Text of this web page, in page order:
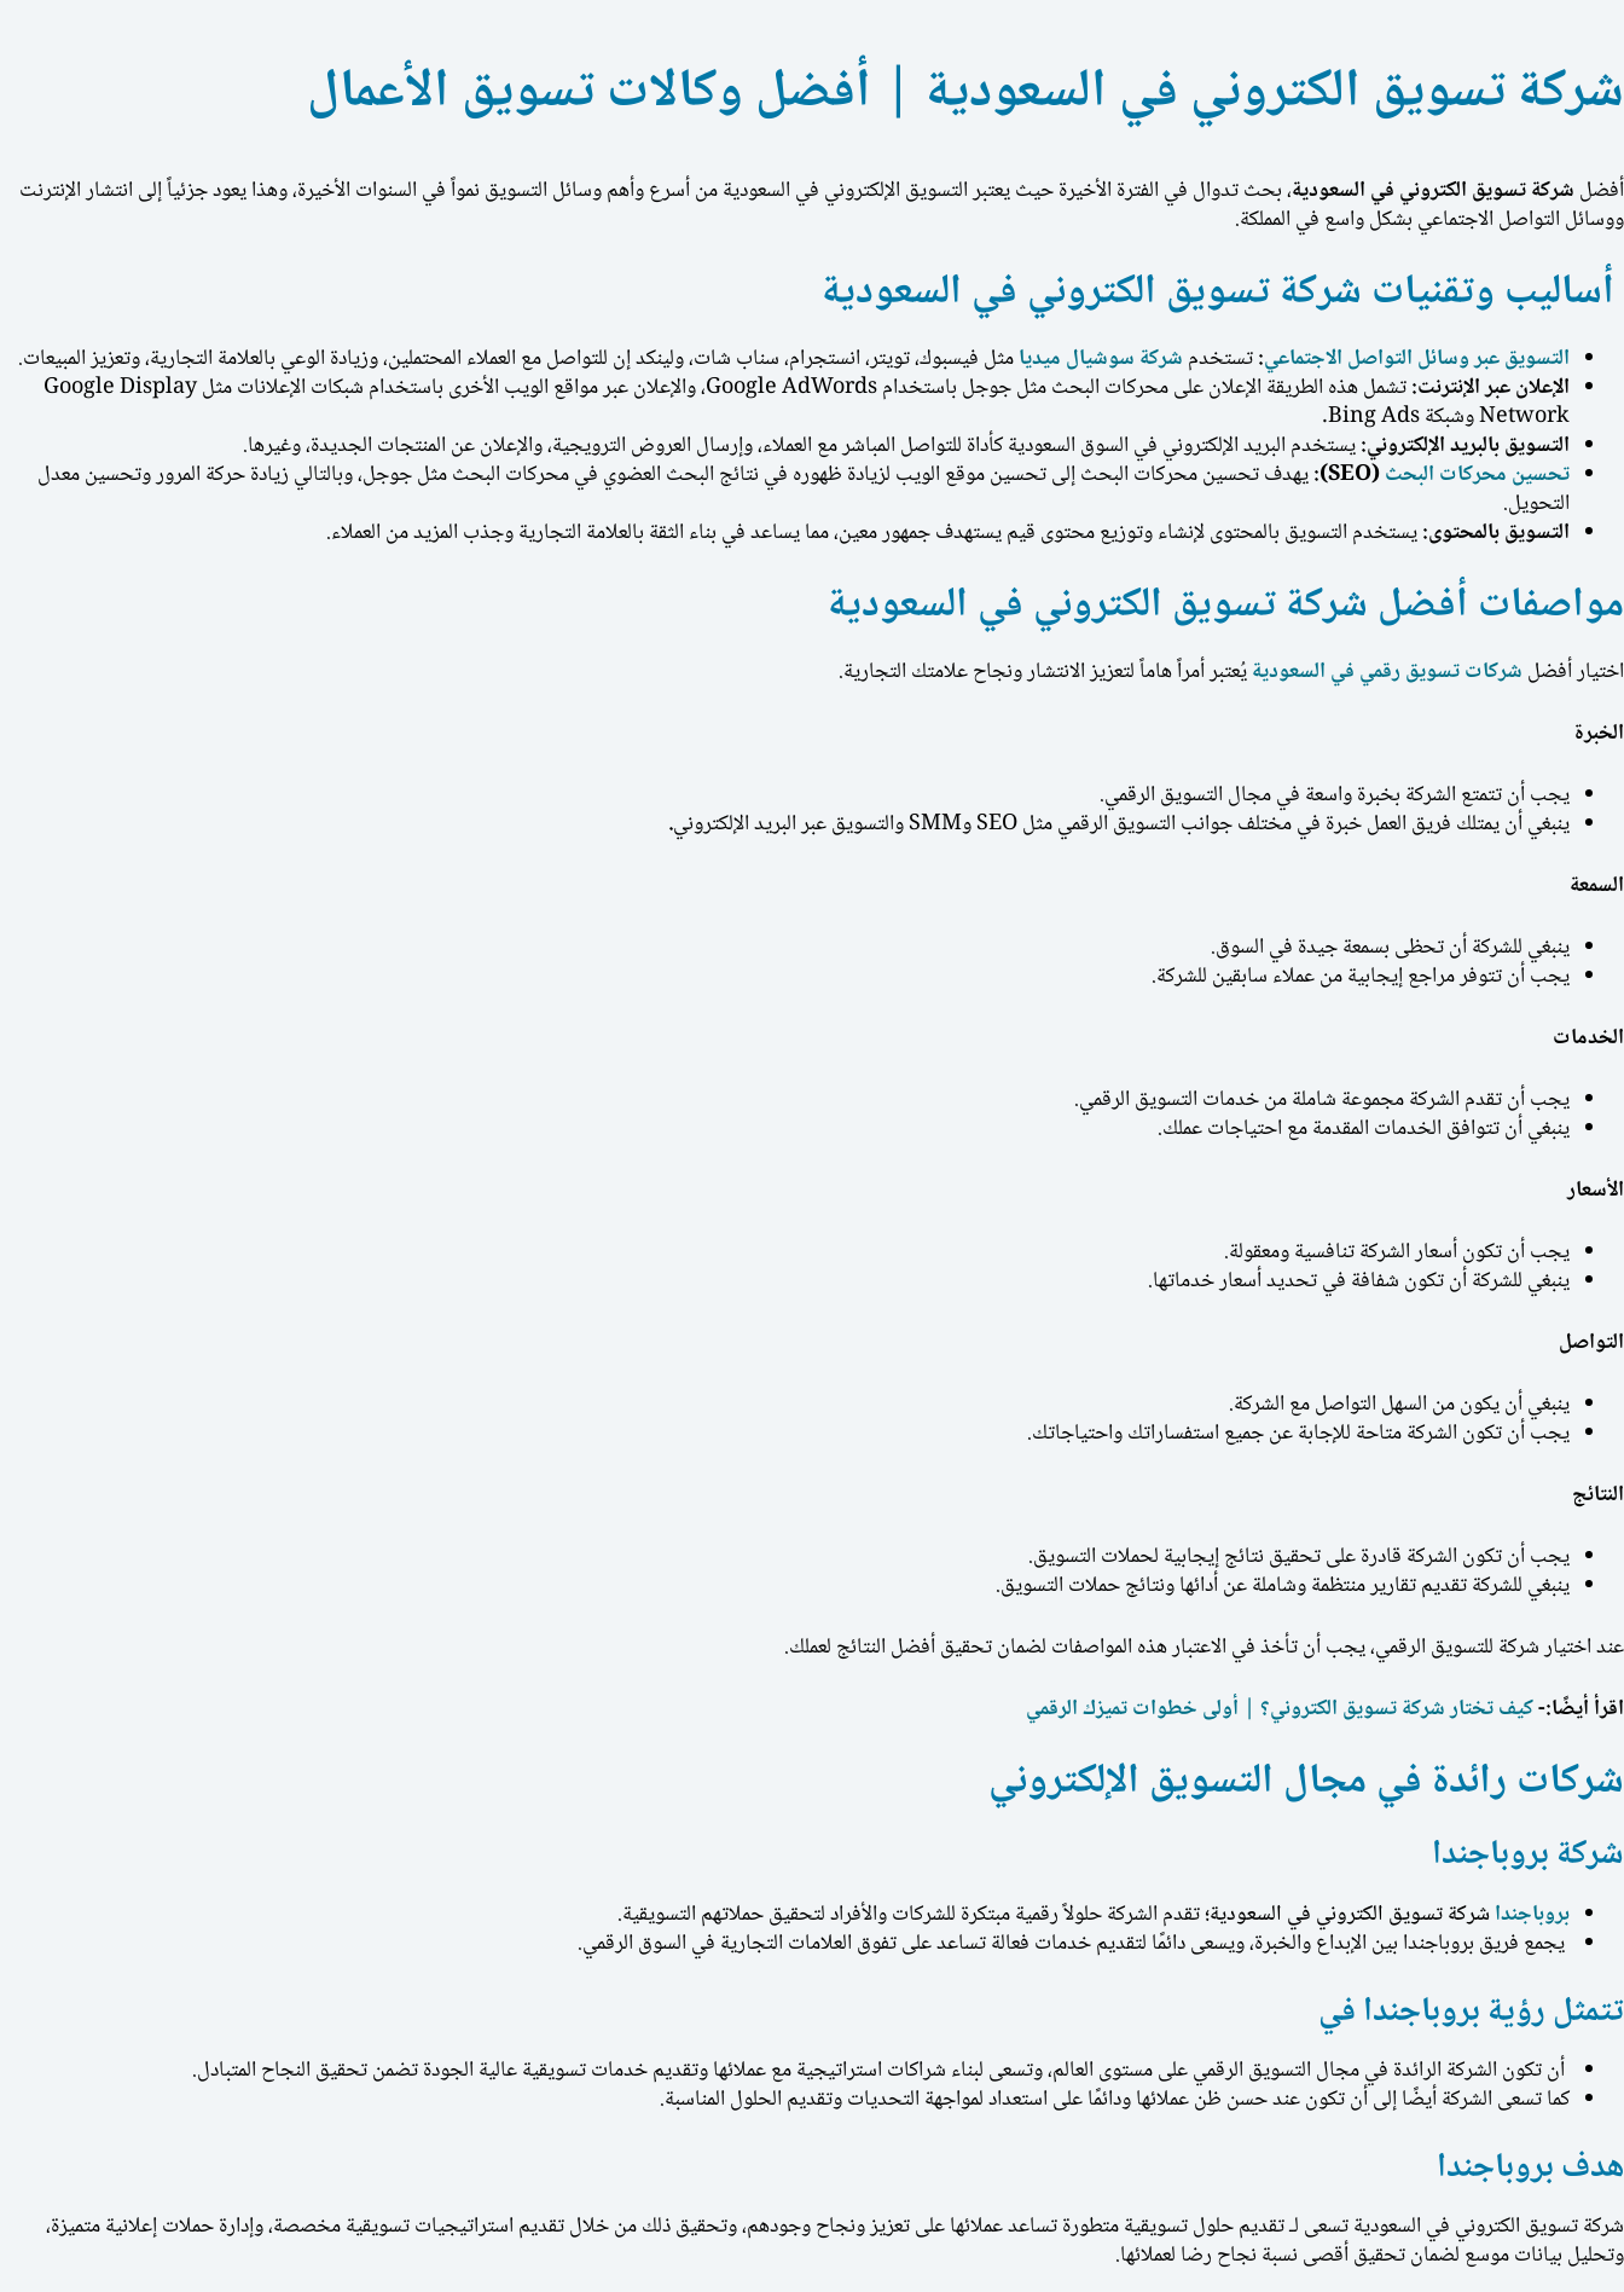
شركة تسويق الكتروني في السعودية | أفضل وكالات تسويق الأعمال
أفضل شركة تسويق الكتروني في السعودية، بحث تدوال في الفترة الأخيرة حيث يعتبر التسويق الإلكتروني في السعودية من أسرع وأهم وسائل التسويق نمواً في السنوات الأخيرة، وهذا يعود جزئياً إلى انتشار الإنترنت
ووسائل التواصل الاجتماعي بشكل واسع في المملكة.
أساليب وتقنيات شركة تسويق الكتروني في السعودية
التسويق عبر وسائل التواصل الاجتماعي:تستخدم شركة سوشيال ميديامثل فيسبوك، تويتر، انستجرام، سناب شات، ولينكد إن للتواصل مع العملاء المحتملين، وزيادة الوعي بالعلامة التجارية، وتعزيز المبيعات.
الإعلان عبر الإنترنت:
تشمل هذه الطريقة الإعلان على محركات البحث مثل جوجل باستخدام Google AdWords، والإعلان عبر مواقع الويب الأخرى باستخدام شبكات الإعلانات مثل Google Display
Network وشبكة Bing Ads.
التسويق بالبريد الإلكتروني:يستخدم البريد الإلكتروني في السوق السعودية كأداة للتواصل المباشر مع العملاء، وإرسال العروض الترويجية، والإعلان عن المنتجات الجديدة، وغيرها.
تحسين محركات البحث(SEO):
يهدف تحسين محركات البحث إلى تحسين موقع الويب لزيادة ظهوره في نتائج البحث العضوي في محركات البحث مثل جوجل، وبالتالي زيادة حركة المرور وتحسين معدل
التحويل.
التسويق بالمحتوى:يستخدم التسويق بالمحتوى لإنشاء وتوزيع محتوى قيم يستهدف جمهور معين، مما يساعد في بناء الثقة بالعلامة التجارية وجذب المزيد من العملاء.
مواصفات أفضل شركة تسويق الكتروني في السعودية
اختيار أفضل شركات تسويق رقمي في السعوديةيُعتبر أمراً هاماً لتعزيز الانتشار ونجاح علامتك التجارية.
الخبرة
يجب أن تتمتع الشركة بخبرة واسعة في مجال التسويق الرقمي.
ينبغي أن يمتلك فريق العمل خبرة في مختلف جوانب التسويق الرقمي مثل SEO وSMM والتسويق عبر البريد الإلكتروني
.
السمعة
ينبغي للشركة أن تحظى بسمعة جيدة في السوق.
يجب أن تتوفر مراجع إيجابية من عملاء سابقين للشركة.
الخدمات
يجب أن تقدم الشركة مجموعة شاملة من خدمات التسويق الرقمي.
ينبغي أن تتوافق الخدمات المقدمة مع احتياجات عملك.
الأسعار
يجب أن تكون أسعار الشركة تنافسية ومعقولة.
ينبغي للشركة أن تكون شفافة في تحديد أسعار خدماتها.
التواصل
ينبغي أن يكون من السهل التواصل مع الشركة.
يجب أن تكون الشركة متاحة للإجابة عن جميع استفساراتك واحتياجاتك.
النتائج
يجب أن تكون الشركة قادرة على تحقيق نتائج إيجابية لحملات التسويق.
ينبغي للشركة تقديم تقارير منتظمة وشاملة عن أدائها ونتائج حملات التسويق.
عند اختيار شركة للتسويق الرقمي، يجب أن تأخذ في الاعتبار هذه المواصفات لضمان تحقيق أفضل النتائج لعملك.
اقرأ أيضًا:-كيف تختار شركة تسويق الكتروني؟ | أولى خطوات تميزك الرقمي
شركات رائدة في مجال التسويق الإلكتروني
شركة بروباجندا
بروباجنداشركة تسويق الكتروني في السعودية؛تقدم الشركة حلولاً رقمية مبتكرة للشركات والأفراد لتحقيق حملاتهم التسويقية.
يجمع فريق بروباجندا بين الإبداع والخبرة، ويسعى دائمًا لتقديم خدمات فعالة تساعد على تفوق العلامات التجارية في السوق الرقمي.
تتمثل رؤية بروباجندا في
أن تكون الشركة الرائدة في مجال التسويق الرقمي على مستوى العالم، وتسعى لبناء شراكات استراتيجية مع عملائها وتقديم خدمات تسويقية عالية الجودة تضمن تحقيق النجاح المتبادل.
كما تسعى الشركة أيضًا إلى أن تكون عند حسن ظن عملائها ودائمًا على استعداد لمواجهة التحديات وتقديم الحلول المناسبة.
هدف بروباجندا
شركة تسويق الكتروني في السعودية تسعى لـ تقديم حلول تسويقية متطورة تساعد عملائها على تعزيز ونجاح وجودهم، وتحقيق ذلك من خلال تقديم استراتيجيات تسويقية مخصصة، وإدارة حملات إعلانية متميزة،
وتحليل بيانات موسع لضمان تحقيق أقصى نسبة نجاح رضا لعملائها.